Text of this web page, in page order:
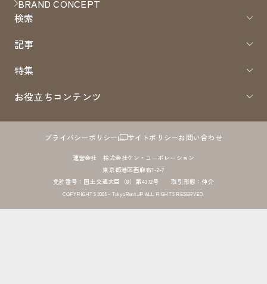
BRAND CONCEPT
検索
記事
特集
お役立ちコンテンツ
プライバシーポリシー サイトポリシーお問い合わせ
運営会社 株式会社ケン・コーポレーション
東京都港区西麻布1-2-7
免許番号：国土交通大臣（8）第4372号 取引形態：仲介
COPYRIGHTS 2005 - TokyoRent.JP ALL RIGHTS RESERVED.